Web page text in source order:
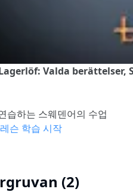
Valda berättelser,
습하는 스웨덴어의 수업
슨 학습 시작
(2)